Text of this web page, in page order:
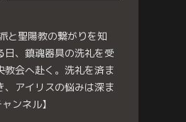
と聖陽教の繋がりを知
、鎮魂器具の洗礼を受
会へ赴く。洗礼を済ま
アイリスの悩みは深ま
ンネル】